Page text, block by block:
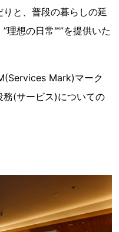
と、普段の暮らしの延
理想の日常℠”を提供いた
Mark)マーク
(サービス)についての